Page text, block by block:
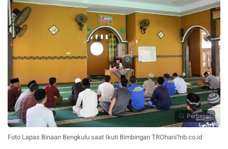
Perbesar
Foto Lapas Binaan Bengkulu saat Ikuti Bimbingan TROhani?nb.co.id